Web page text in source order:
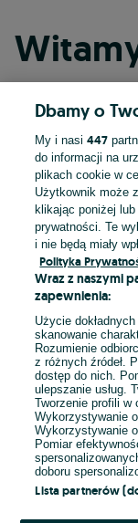
E-mail
Hasło
Dbamy o
My i nasi447
do informacji na
plikach cookie w
Użytkownik może
klikając poniżej
prywatności. Te
i nie będą miały
Polityka
Wraz z naszymi
zapewnienia:
Użycie
skanowanie
Rozumienie
z różnych źródeł.
dostęp do nich.
ulepszanie usług.
Tworzenie profili w
Wykorzystywanie
Wykorzystywanie
Pomiar
doboru
Lista partnerów